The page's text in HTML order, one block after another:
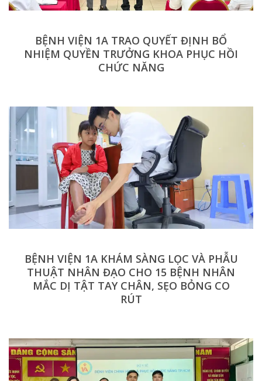
BỆNH VIỆN 1A TRAO QUYẾT ĐỊNH BỔ
NHIỆM QUYỀN TRƯỞNG KHOA PHỤC HỒI
CHỨC NĂNG
BỆNH VIỆN 1A KHÁM SÀNG LỌC VÀ PHẪU
THUẬT NHÂN ĐẠO CHO 15 BỆNH NHÂN
MẮC DỊ TẬT TAY CHÂN, SẸO BỎNG CO
RÚT